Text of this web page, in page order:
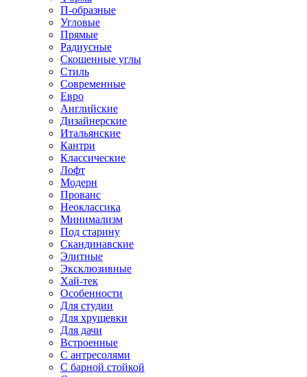
П-образные
Угловые
Прямые
Радиусные
Скошенные углы
Стиль
Современные
Евро
Английские
Дизайнерские
Итальянские
Кантри
Классические
Лофт
Модерн
Прованс
Неоклассика
Минимализм
Под старину
Скандинавские
Элитные
Эксклюзивные
Хай-тек
Особенности
Для студии
Для хрущевки
Для дачи
Встроенные
С антресолями
С барной стойкой